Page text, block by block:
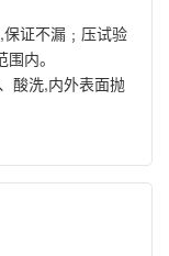
证不漏﹔压试验
内。
酸洗,内外表面抛